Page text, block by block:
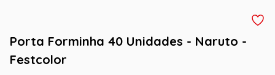
Porta Forminha 40 Unidades - Naruto -
Festcolor